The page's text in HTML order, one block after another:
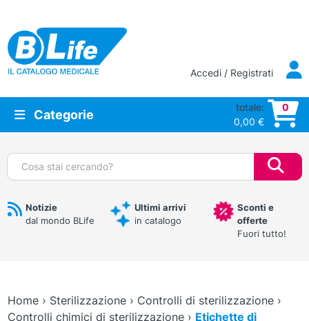
Vai al contenuto principale
Accedi / Registrati
Categorie
totale:
0,00 €
0
Cerca:
Notizie
dal mondo BLife
Ultimi arrivi
in catalogo
Sconti e
offerte
Fuori tutto!
Home› Sterilizzazione› Controlli di sterilizzazione›
Controlli chimici di sterilizzazione› Etichette di